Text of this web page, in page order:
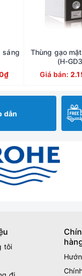
sáng
Thùng gạo
(H-
Giá bán:
dẫn
tôi